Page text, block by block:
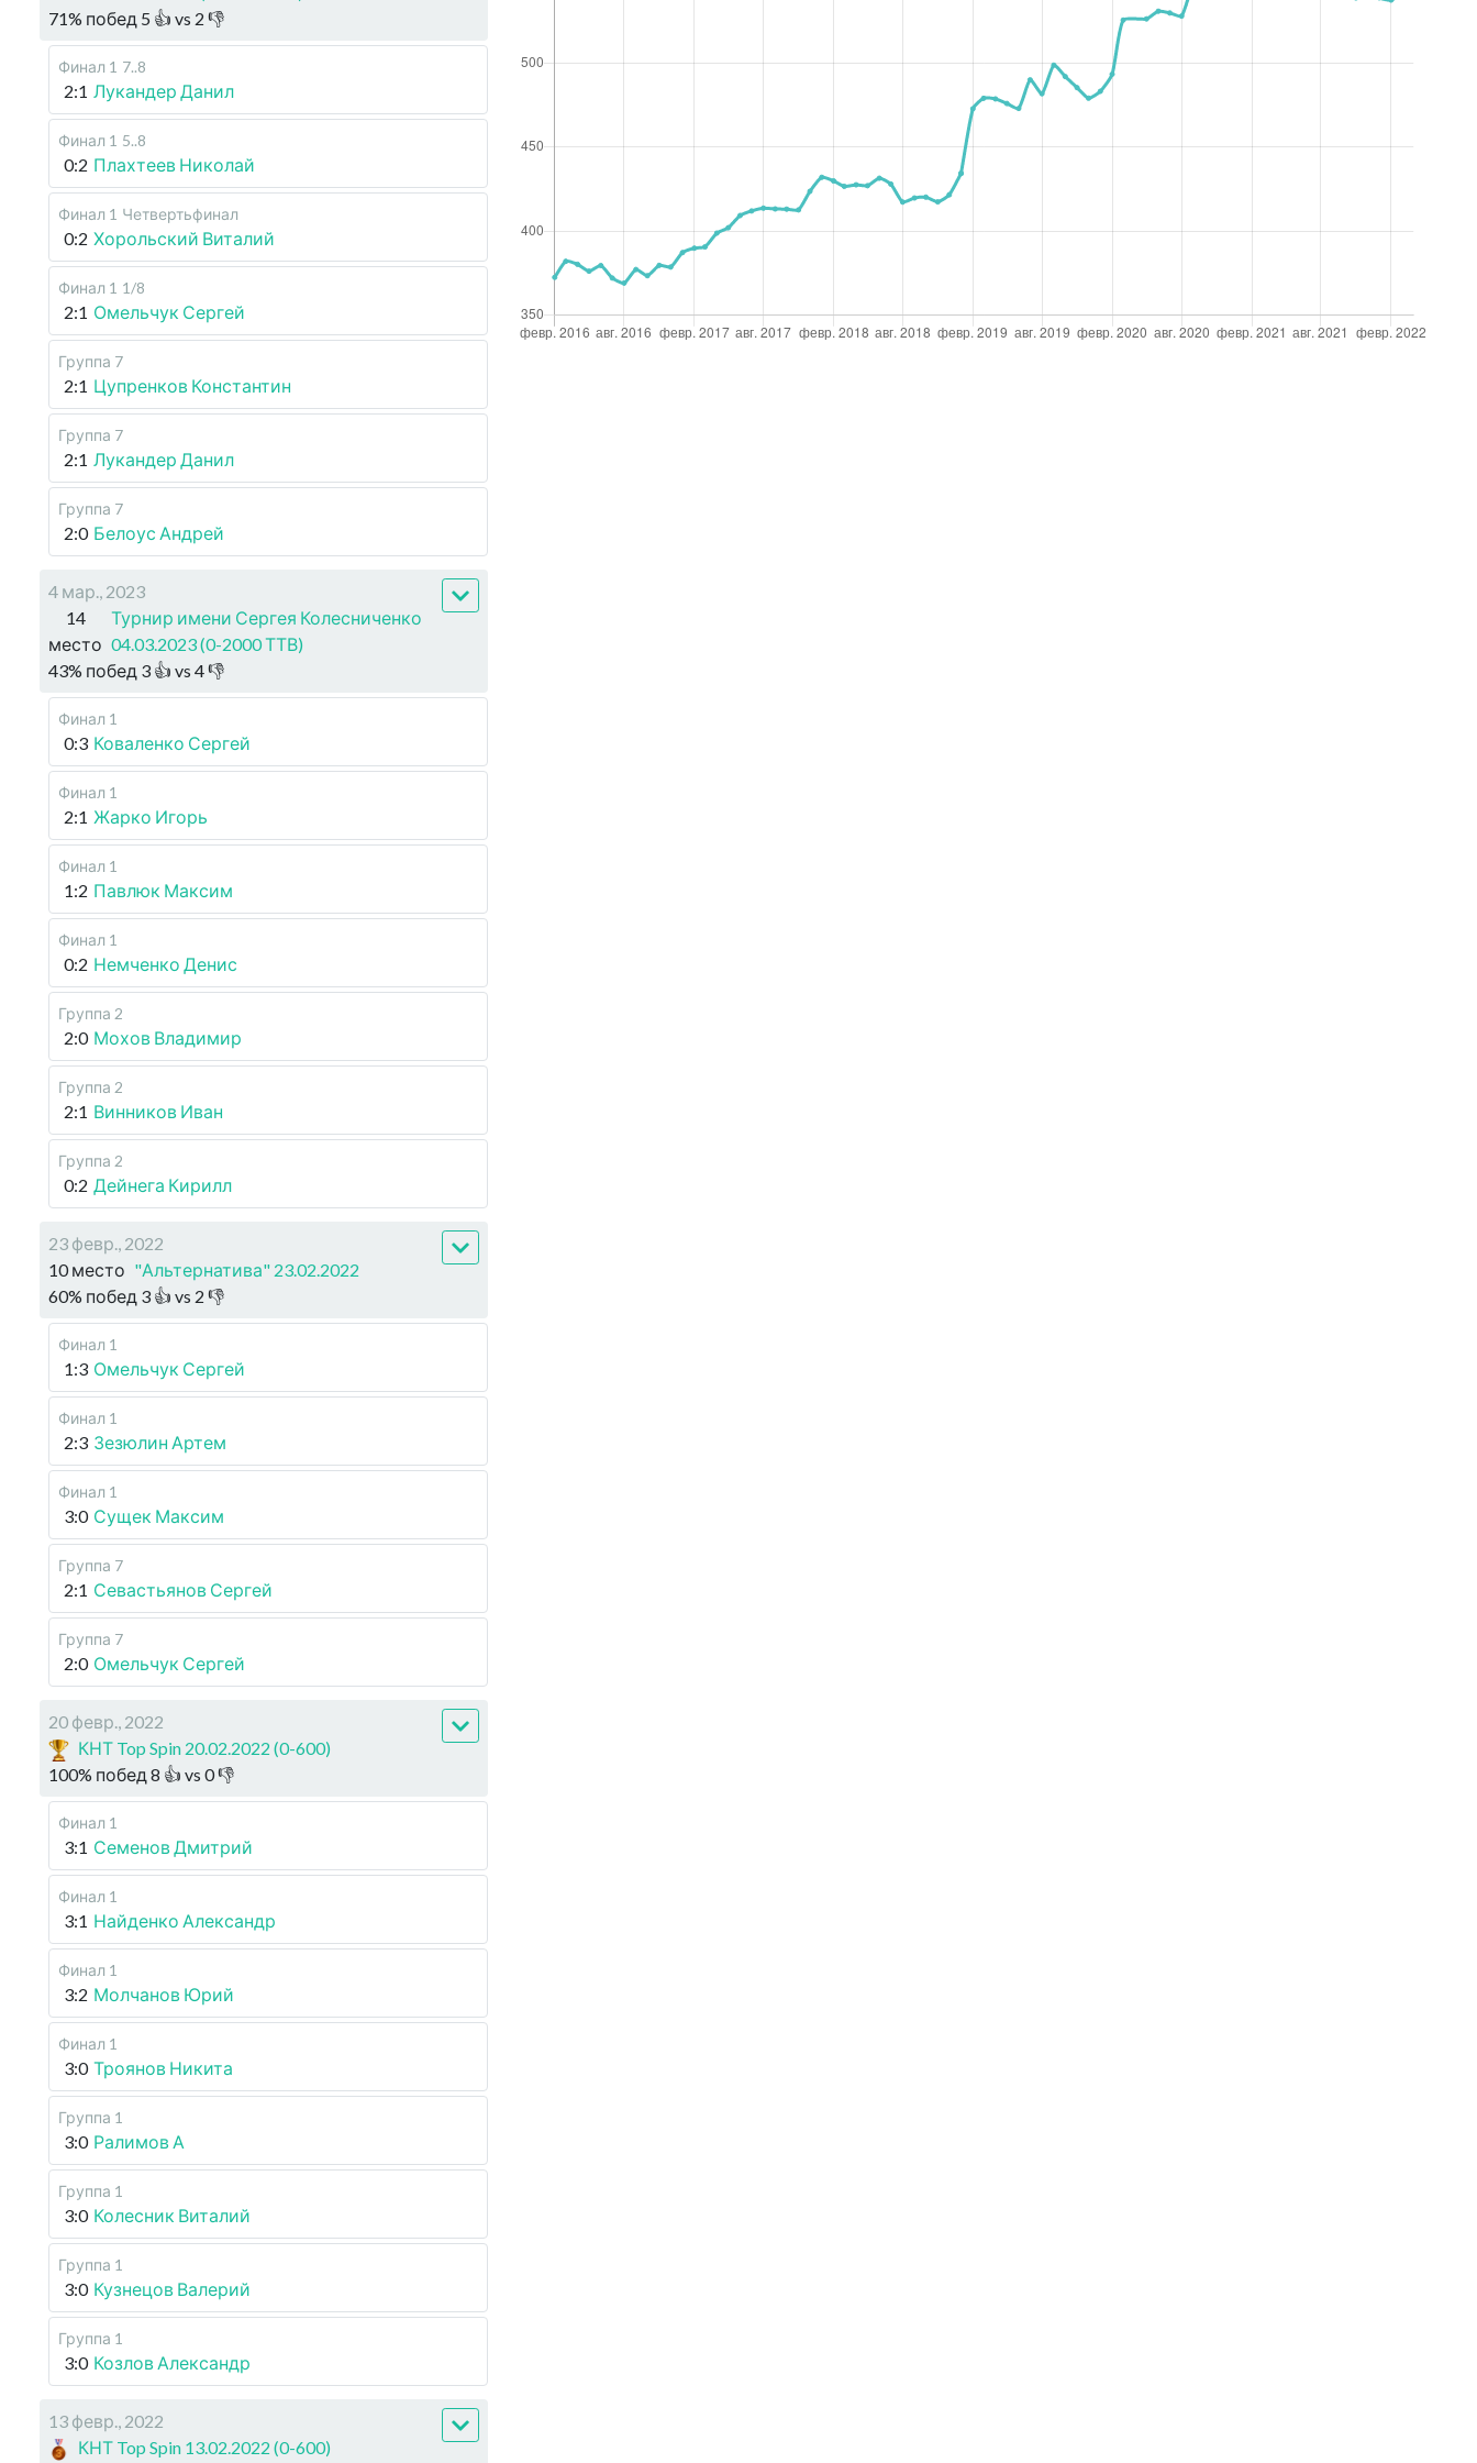
71% побед 5 👍 vs 2 👎
Финал 1 7..8
2:1 Лукандер Данил
Финал 1 5..8
0:2 Плахтеев Николай
Финал 1 Четвертьфинал
0:2 Хорольский Виталий
Финал 1 1/8
2:1 Омельчук Сергей
Группа 7
2:1 Цупренков Константин
Группа 7
2:1 Лукандер Данил
Группа 7
2:0 Белоус Андрей
4 мар., 2023
14
место
Турнир имени Сергея Колесниченко
04.03.2023 (0-2000 ТТВ)
43% побед 3 👍 vs 4👎
Финал 1
0:3 Коваленко Сергей
Финал 1
2:1 Жарко Игорь
Финал 1
1:2 Павлюк Максим
Финал 1
0:2 Немченко Денис
Группа 2
2:0 Мохов Владимир
Группа 2
2:1 Винников Иван
Группа 2
0:2 Дейнега Кирилл
23 февр., 2022
10 место "Альтернатива" 23.02.2022
60% побед 3 👍 vs 2 👎
Финал 1
1:3 Омельчук Сергей
Финал 1
2:3 Зезюлин Артем
Финал 1
3:0 Сущек Максим
Группа 7
2:1 Севастьянов Сергей
Группа 7
2:0 Омельчук Сергей
20 февр., 2022
КНТ Top Spin 20.02.2022 (0-600)
100% побед 8 👍 vs 0👎
Финал 1
3:1 Семенов Дмитрий
Финал 1
3:1 Найденко Александр
Финал 1
3:2 Молчанов Юрий
Финал 1
3:0 Троянов Никита
Группа 1
3:0 Ралимов А
Группа 1
3:0 Колесник Виталий
Группа 1
3:0 Кузнецов Валерий
Группа 1
3:0 Козлов Александр
13 февр., 2022
КНТ Top Spin 13.02.2022 (0-600)